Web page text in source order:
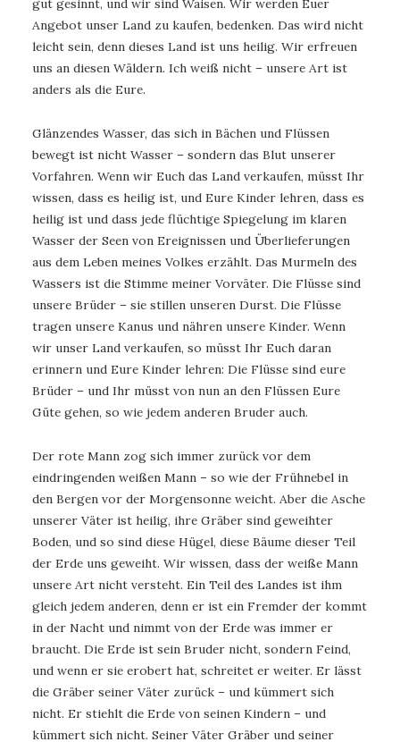
gut gesinnt, und wir sind Waisen. Wir werden Euer
Angebot unser Land zu kaufen, bedenken. Das wird nicht
leicht sein, denn dieses Land ist uns heilig. Wir erfreuen
uns an diesen Wäldern. Ich weiß nicht – unsere Art ist
anders als die Eure.
Glänzendes Wasser, das sich in Bächen und Flüssen
bewegt ist nicht Wasser – sondern das Blut unserer
Vorfahren. Wenn wir Euch das Land verkaufen, müsst Ihr
wissen, dass es heilig ist, und Eure Kinder lehren, dass es
heilig ist und dass jede flüchtige Spiegelung im klaren
Wasser der Seen von Ereignissen und Überlieferungen
aus dem Leben meines Volkes erzählt. Das Murmeln des
Wassers ist die Stimme meiner Vorväter. Die Flüsse sind
unsere Brüder – sie stillen unseren Durst. Die Flüsse
tragen unsere Kanus und nähren unsere Kinder. Wenn
wir unser Land verkaufen, so müsst Ihr Euch daran
erinnern und Eure Kinder lehren: Die Flüsse sind eure
Brüder – und Ihr müsst von nun an den Flüssen Eure
Güte gehen, so wie jedem anderen Bruder auch.
Der rote Mann zog sich immer zurück vor dem
eindringenden weißen Mann – so wie der Frühnebel in
den Bergen vor der Morgensonne weicht. Aber die Asche
unserer Väter ist heilig, ihre Gräber sind geweihter
Boden, und so sind diese Hügel, diese Bäume dieser Teil
der Erde uns geweiht. Wir wissen, dass der weiße Mann
unsere Art nicht versteht. Ein Teil des Landes ist ihm
gleich jedem anderen, denn er ist ein Fremder der kommt
in der Nacht und nimmt von der Erde was immer er
braucht. Die Erde ist sein Bruder nicht, sondern Feind,
und wenn er sie erobert hat, schreitet er weiter. Er lässt
die Gräber seiner Väter zurück – und kümmert sich
nicht. Er stiehlt die Erde von seinen Kindern – und
kümmert sich nicht. Seiner Väter Gräber und seiner